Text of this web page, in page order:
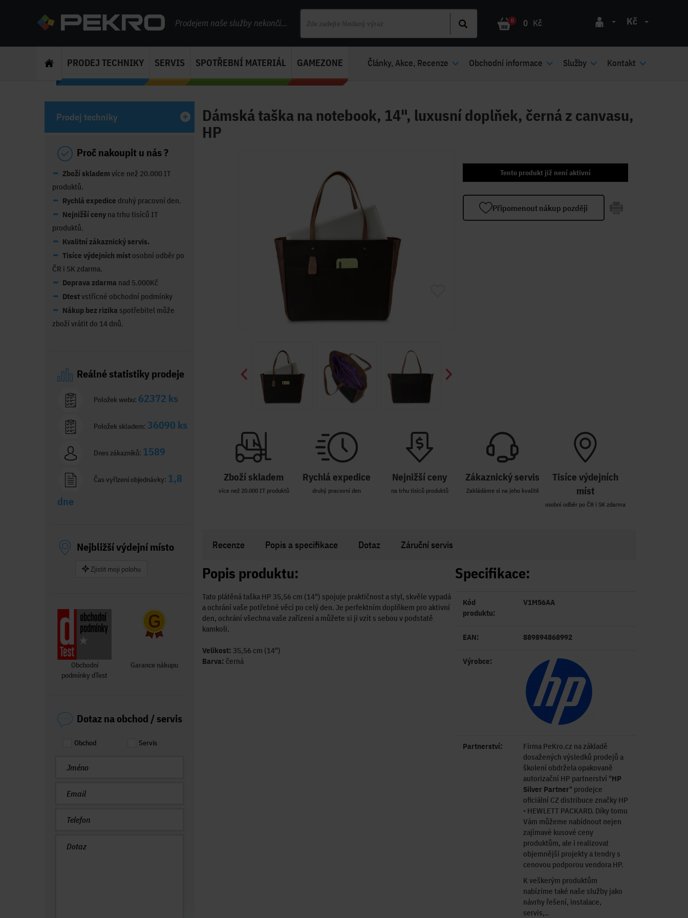
Prodejem naše služby nekončí... 0 0 Kč Kč
PRODEJ TECHNIKY SERVIS SPOTŘEBNÍ MATERIÁL GAMEZONE Články, Akce, Recenze Obchodní informace Služby Kontakt
Dámská taška na notebook, 14", luxusní doplňek, černá z canvasu,
HP
Tento produkt již není aktivní
Připomenout nákup později
Zboží skladem
více než 20.000 IT produktů
Rychlá expedice
druhý pracovní den
Nejnižší ceny
na trhu tisíců produktů
Zákaznický servis
Zakládáme si na jeho kvalitě
Tisíce výdejních
míst
osobní odběr po ČR i SK zdarma
Recenze Popis a specifikace Dotaz Záruční servis
Popis produktu:
Tato plátěná taška HP 35,56 cm (14") spojuje praktičnost a styl, skvěle vypadá
a ochrání vaše potřebné věci po celý den. Je perfektním doplňkem pro aktivní
den, ochrání všechna vaše zařízení a můžete si ji vzít s sebou v podstatě
kamkoli.
Velikost: 35,56 cm (14")
Barva: černá
Specifikace:
Kód
produktu:
V1M56AA
EAN: 889894868992
Výrobce:
Partnerství:
Firma PeKro.cz na základě
dosažených výsledků prodejů a
školení obdržela opakovaně
autorizační HP partnerství "HP
Silver Partner" prodejce
oficiální CZ distribuce značky HP
- HEWLETT PACKARD. Díky tomu
Vám můžeme nabídnout nejen
zajímavé kusové ceny
produktům, ale i realizovat
objemnější projekty a tendry s
cenovou podporou vendora HP.
K veškerým produktům
nabízíme také naše služby jako
návrhy řešení, instalace,
servis,..
Prodej techniky
Proč nakoupit u nás ?
Zboží skladem více než 20.000 IT
produktů.
Rychlá expedice druhý pracovní den.
Nejnižší ceny na trhu tisíců IT
produktů.
Kvalitní zákaznický servis.
Tisíce výdejních míst osobní odběr po
ČR i SK zdarma.
Doprava zdarma nad 5.000Kč
Dtestvstřícné obchodní podmínky
Nákup bez rizika spotřebitel může
zboží vrátit do 14 dnů.
Reálné statistiky prodeje
Položek webu: 62372 ks
Položek skladem: 36090 ks
Dnes zákazníků: 1589
Čas vyřízení objednávky: 1,8
dne
Nejbližší výdejní místo
Zjistit moji polohu
Obchodní
podmínky dTest
Garance nákupu
Dotaz na obchod / servis
Obchod Servis